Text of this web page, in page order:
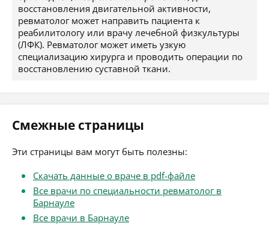
восстановления двигательной активности,
ревматолог может направить пациента к
реабилитологу или врачу лечебной физкультуры
(ЛФК). Ревматолог может иметь узкую
специализацию хирурга и проводить операции по
восстановлению суставной ткани.
Смежные страницы
Эти страницы вам могут быть полезны:
Скачать данные о враче в pdf-файле
Все врачи по специальности ревматолог в
Барнауле
Все врачи в Барнауле